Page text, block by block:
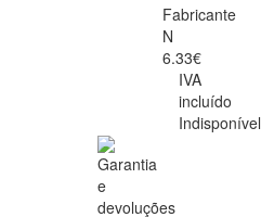
Fabricante
N
6.33€
IVA
incluído
Indisponível